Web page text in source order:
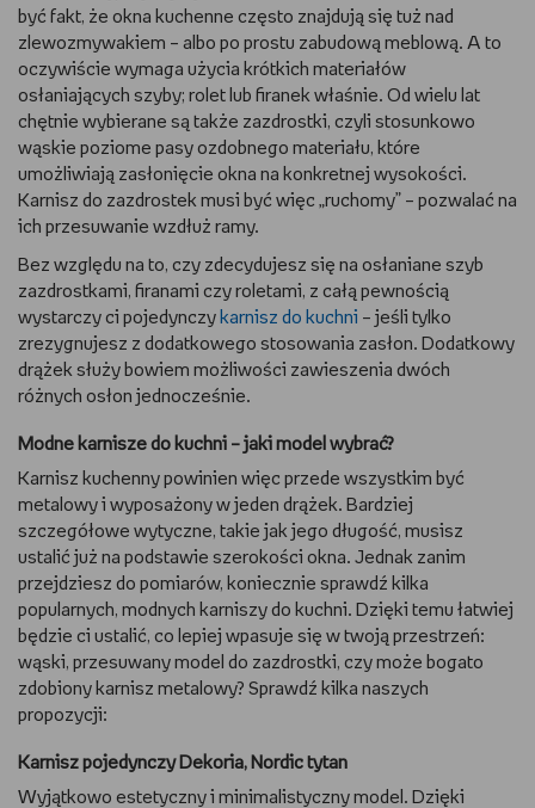
być fakt, że okna kuchenne często znajdują się tuż nad
zlewozmywakiem – albo po prostu zabudową meblową. A to
oczywiście wymaga użycia krótkich materiałów
osłaniających szyby; rolet lub firanek właśnie. Od wielu lat
chętnie wybierane są także zazdrostki, czyli stosunkowo
wąskie poziome pasy ozdobnego materiału, które
umożliwiają zasłonięcie okna na konkretnej wysokości.
Karnisz do zazdrostek musi być więc „ruchomy” – pozwalać na
ich przesuwanie wzdłuż ramy.
Bez względu na to, czy zdecydujesz się na osłaniane szyb
zazdrostkami, firanami czy roletami, z całą pewnością
wystarczy ci pojedynczy karnisz do kuchni – jeśli tylko
zrezygnujesz z dodatkowego stosowania zasłon. Dodatkowy
drążek służy bowiem możliwości zawieszenia dwóch
różnych osłon jednocześnie.
Modne karnisze do kuchni – jaki model wybrać?
Karnisz kuchenny powinien więc przede wszystkim być
metalowy i wyposażony w jeden drążek. Bardziej
szczegółowe wytyczne, takie jak jego długość, musisz
ustalić już na podstawie szerokości okna. Jednak zanim
przejdziesz do pomiarów, koniecznie sprawdź kilka
popularnych, modnych karniszy do kuchni. Dzięki temu łatwiej
będzie ci ustalić, co lepiej wpasuje się w twoją przestrzeń:
wąski, przesuwany model do zazdrostki, czy może bogato
zdobiony karnisz metalowy? Sprawdź kilka naszych
propozycji:
Karnisz pojedynczy Dekoria, Nordic tytan
Wyjątkowo estetyczny i minimalistyczny model. Dzięki